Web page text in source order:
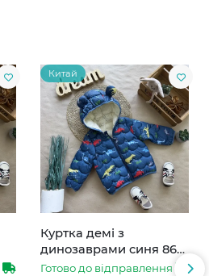
Китай
Куртка демі з
динозаврами синя 86-
110
Готово до відправлення